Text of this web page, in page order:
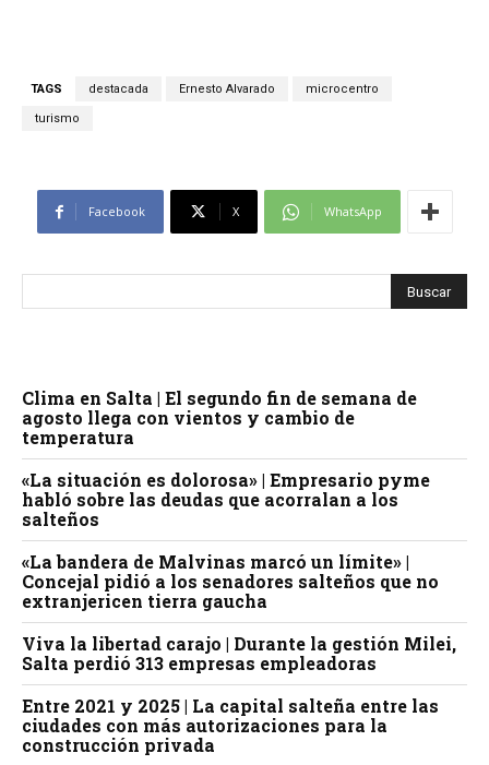
TAGS destacada Ernesto Alvarado microcentro
turismo
Facebook X WhatsApp
Clima en Salta | El segundo fin de semana de
agosto llega con vientos y cambio de
temperatura
«La situación es dolorosa» | Empresario pyme
habló sobre las deudas que acorralan a los
salteños
«La bandera de Malvinas marcó un límite» |
Concejal pidió a los senadores salteños que no
extranjericen tierra gaucha
Viva la libertad carajo | Durante la gestión Milei,
Salta perdió 313 empresas empleadoras
Entre 2021 y 2025 | La capital salteña entre las
ciudades con más autorizaciones para la
construcción privada